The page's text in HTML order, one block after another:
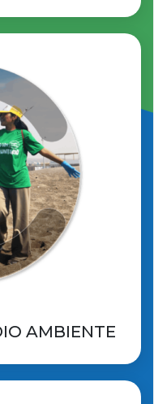
AMBIENTE